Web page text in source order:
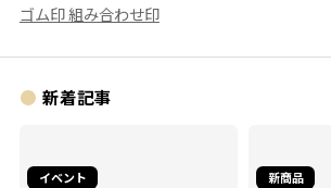
ゴム印 組み合わせ印
新着記事
イベント 新商品